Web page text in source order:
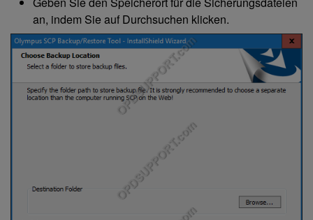
an, indem Sie auf Durchsuchen klicken.